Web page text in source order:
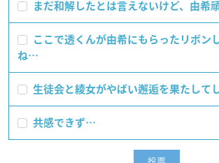
まだ和解したとは言えないけど、由希
ここで透くんが由希にもらったリボン
ね…
生徒会と綾女がやばい邂逅を果たして
共感できず…